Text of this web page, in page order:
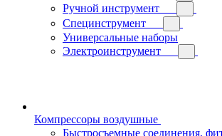
Ручной инструмент
Специнструмент
Универсальные наборы
Электроинструмент
Компрессоры воздушные
Быстросъемные соединения,